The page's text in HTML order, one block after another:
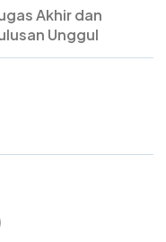
Akhir dan
Unggul